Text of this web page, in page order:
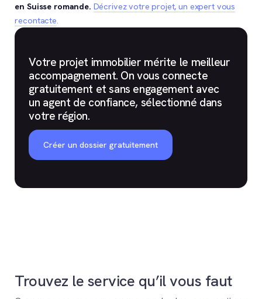
en Suisse romande. Décrivez votre projet, un expert vous
recontacte.
Votre projet immobilier mérite le meilleur
accompagnement. On vous connecte
gratuitement et sans engagement avec
un agent de confiance, sélectionné dans
votre région.
Créer un dossier gratuitement
Trouvez le service qu’il vous faut